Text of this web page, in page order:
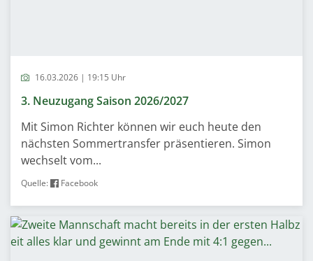
16.03.2026 | 19:15 Uhr
3. Neuzugang Saison 2026/2027
Mit Simon Richter können wir euch heute den
nächsten Sommertransfer präsentieren. Simon
wechselt vom...
Quelle: Facebook